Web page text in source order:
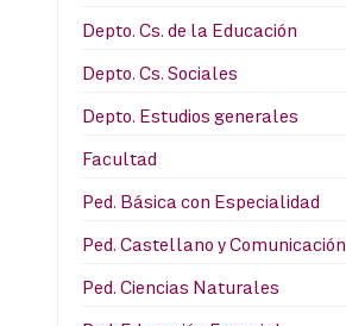
Depto. Cs. de la Educación
Depto. Cs. Sociales
Depto. Estudios generales
Facultad
Ped. Básica con Especialidad
Ped. Castellano y Comunicación
Ped. Ciencias Naturales